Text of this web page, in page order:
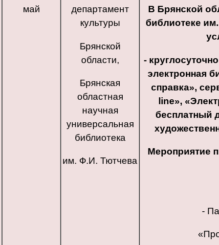
май
департамент
культуры
Брянской
области,
Брянская
областная
научная
универсальная
библиотека
им. Ф.И. Тютчева
В Брянской
библиотеке
-
электронная
справка»,
line»,
бесплатный
Мероприятие
-